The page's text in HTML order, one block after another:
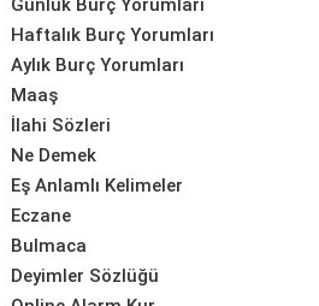
Günlük Burç Yorumları
Haftalık Burç Yorumları
Aylık Burç Yorumları
Maaş
İlahi Sözleri
Ne Demek
Eş Anlamlı Kelimeler
Eczane
Bulmaca
Deyimler Sözlüğü